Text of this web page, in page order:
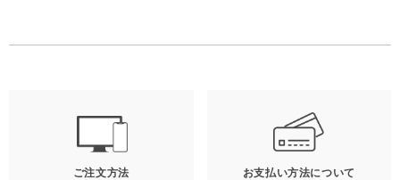
ご注文方法 お支払い方法について